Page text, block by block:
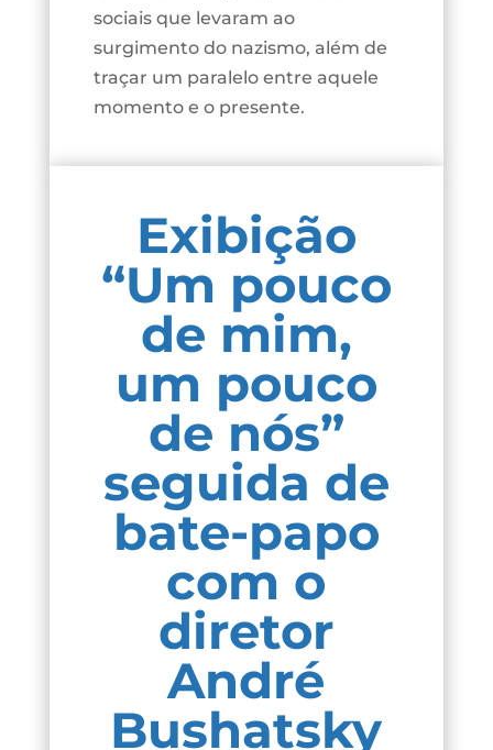
sociais que levaram ao
surgimento do nazismo, além de
traçar um paralelo entre aquele
momento e o presente.
Exibição
“Um pouco
de mim,
um pouco
de nós”
seguida de
bate-papo
com o
diretor
André
Bushatsky